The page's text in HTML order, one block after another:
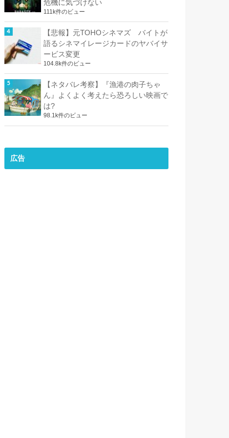
危機に気づけない
111k件のビュー
【悲報】元TOHOシネマズ バイトが
語るシネマイレージカードのヤバイサ
ービス変更
104.8k件のビュー
【ネタバレ考察】『漁港の肉子ちゃ
ん』よくよく考えたら恐ろしい映画で
は?
98.1k件のビュー
広告